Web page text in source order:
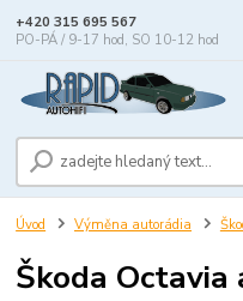
+420 315 695 567
PO-PÁ / 9-17 hod, SO 10-12 hod
Úvod Výměna autorádia
Škoda